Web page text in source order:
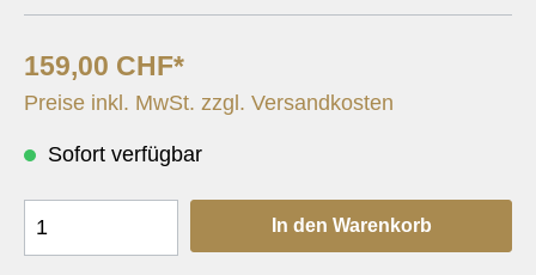
159,00 CHF*
Preise inkl. MwSt. zzgl. Versandkosten
Sofort verfügbar
In den Warenkorb